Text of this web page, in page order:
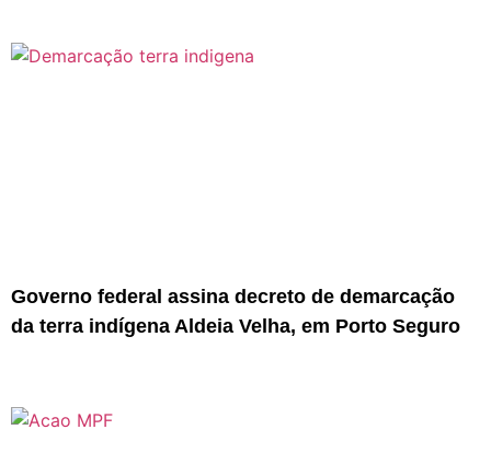
Governo federal assina decreto de demarcação
da terra indígena Aldeia Velha, em Porto Seguro